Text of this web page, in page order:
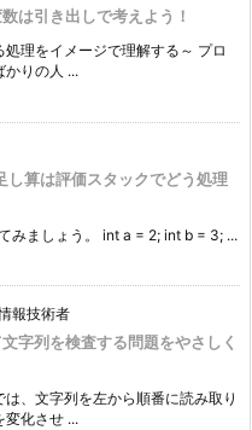
は引き出しで考えよう！
処理をイメージで理解する～ プロ
かりの人 ...
し算は評価スタックでどう処理
みましょう。 int a = 2; int b = 3; ...
報技術者
字列を検査する問題をやさしく
、文字列を左から順番に読み取り
変化させ ...